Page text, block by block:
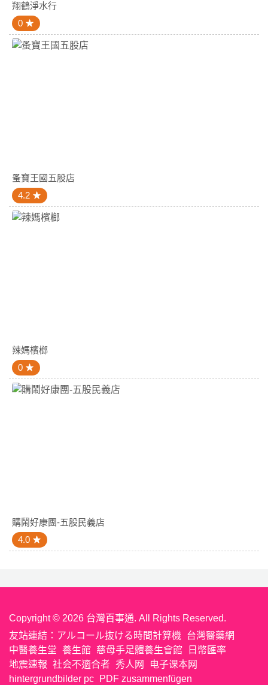
翔鶴淨水行
0
蚤寶王國五股店
4.2
辣媽檳榔
0
購鬧好康團-五股民義店
4.0
Copyright © 2026 台灣百事通. All Rights Reserved.
友站連結： アルコール抜ける時間計算機
台灣醫藥網
中醫養生堂 養生館 慈母手足體養生會館
日幣匯率
地震速報 社会不適合者 秀人网
电子课本网
hintergrundbilder pc
PDF zusammenfügen